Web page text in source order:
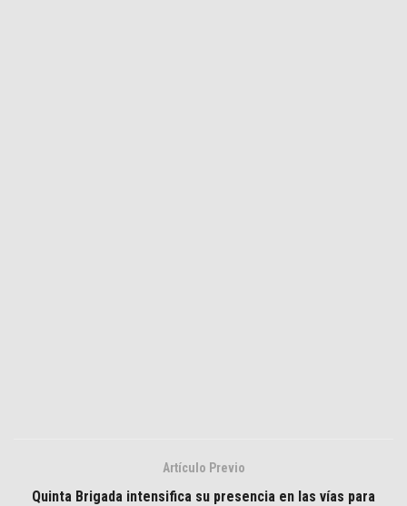
Artículo Previo
Quinta Brigada intensifica su presencia en las vías para